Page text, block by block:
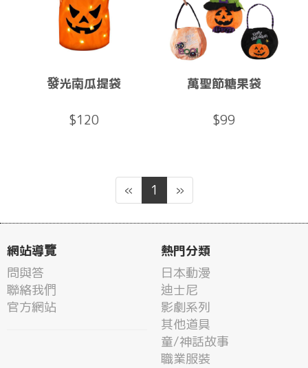
發光南瓜提袋
$120
萬聖節糖果袋
$99
« 1 »
網站導覽
問與答
聯絡我們
官方網站
熱門分類
日本動漫
迪士尼
影劇系列
其他道具
童/神話故事
職業服裝